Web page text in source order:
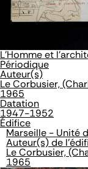
L'Homme et
Périodique
Auteur(s)
Le Corbusier,
1965
Datation
1947-1952
Édifice
Marseille - Unité
Auteur(s) de
Le Corbusier,
1965